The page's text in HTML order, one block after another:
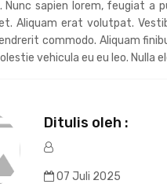
Nunc sapien lorem, feugiat a
Aliquam erat volutpat.
commodo. Aliquam
vehicula eu eu leo.
Ditulis oleh :
07 Juli 2025